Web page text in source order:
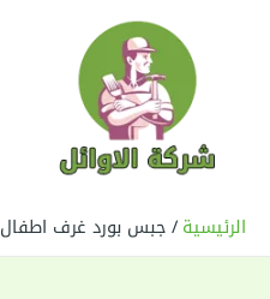
الرئيسية جبس بورد غرف اطفال